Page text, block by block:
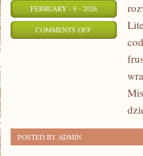
FEBRUARY - 9 - 2026
COMMENTS OFFON
TERENOWE
POSTED BY ADMIN